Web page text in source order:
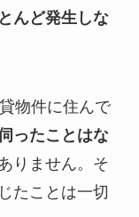
んど発生しな
物件に住んで
ったことはな
りません。そ
たことは一切